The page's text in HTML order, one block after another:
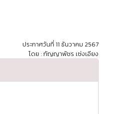
ประกาศวันที่ 11 ธันวาคม 2567
โดย : กัญญาพัชร เซ่งเอียง